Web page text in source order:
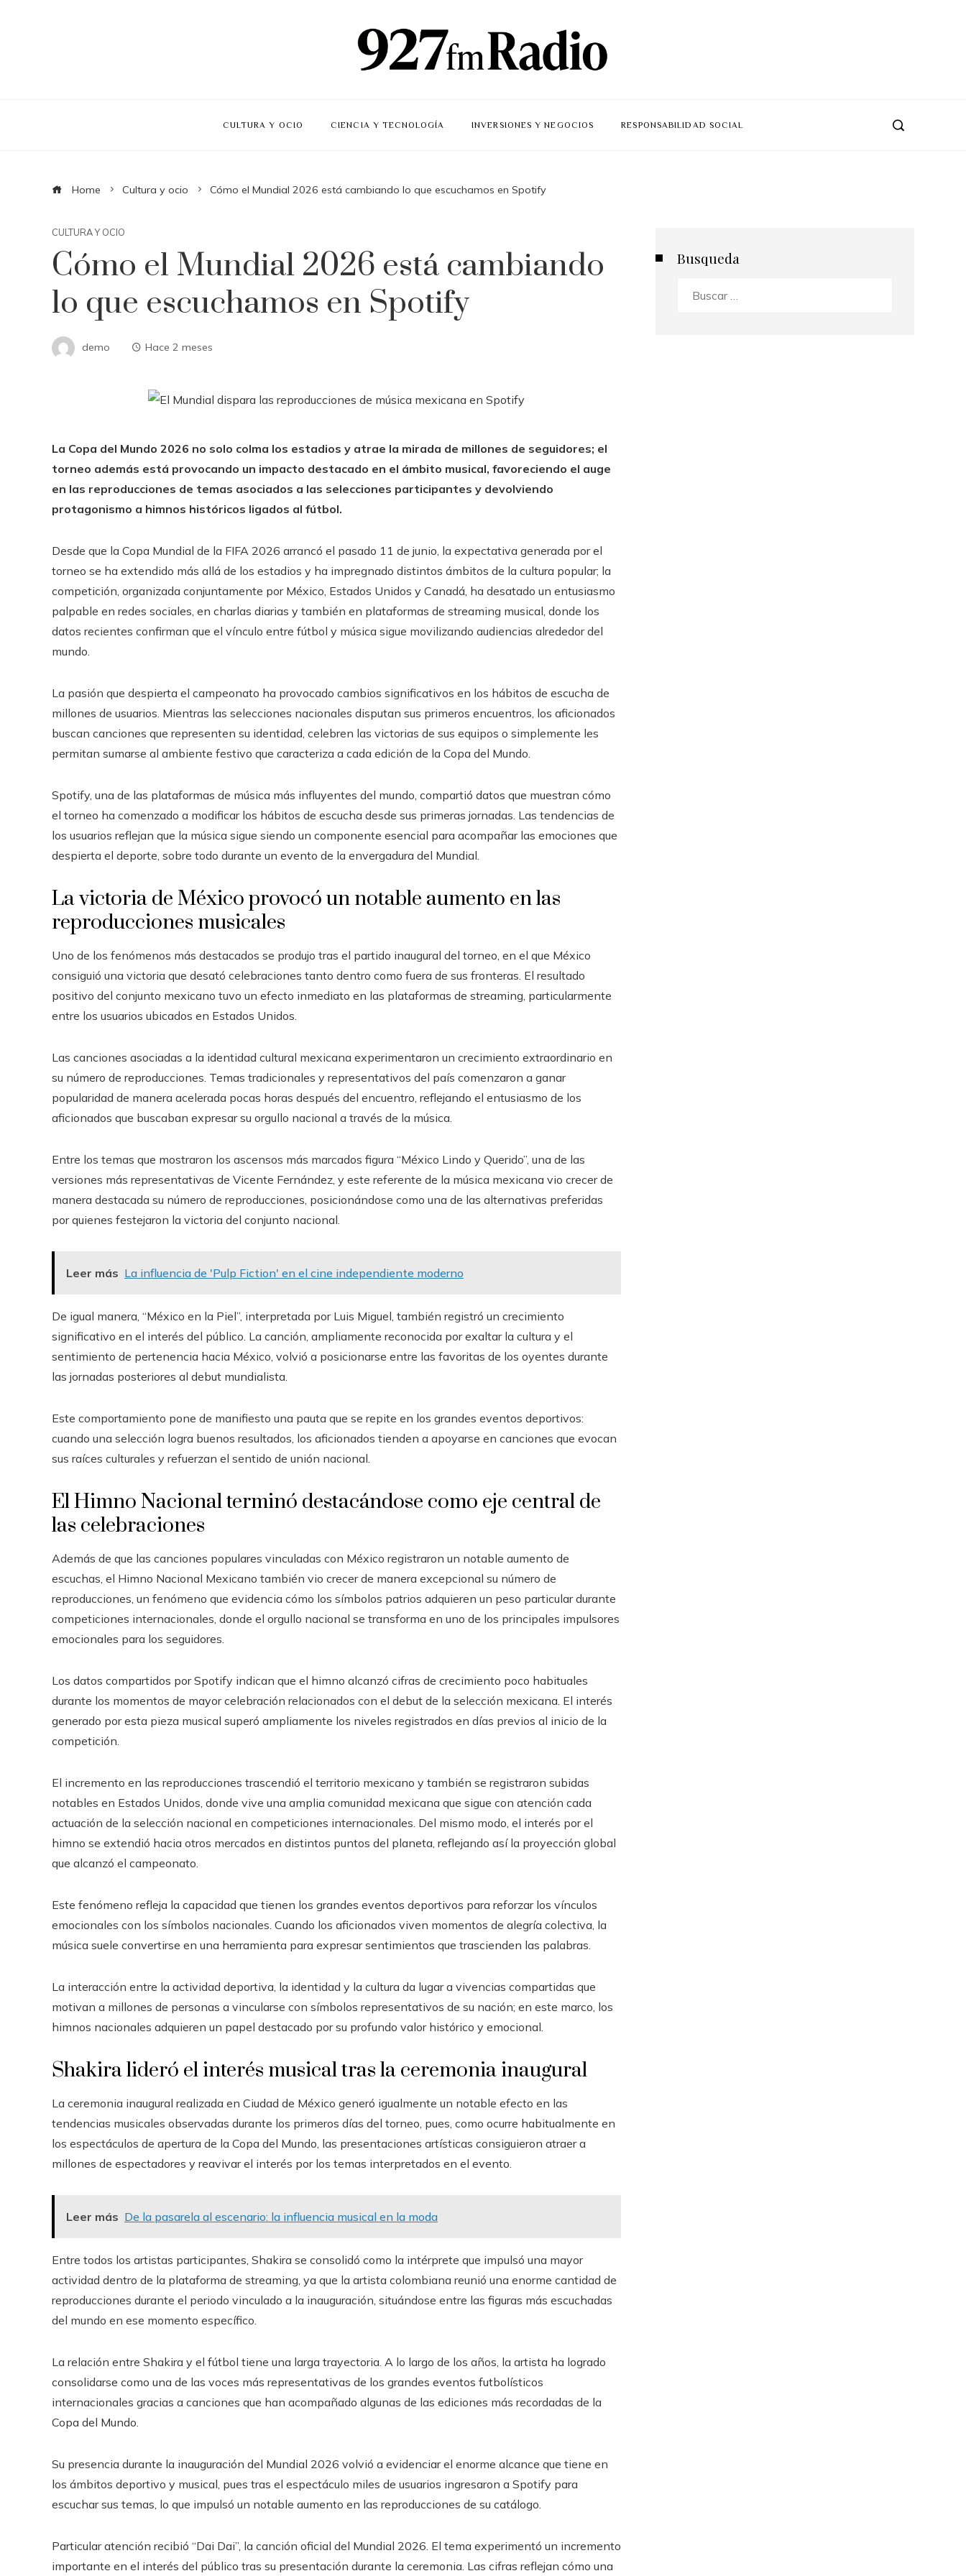
CULTURA Y OCIO CIENCIA Y TECNOLOGÍA INVERSIONES Y NEGOCIOS RESPONSABILIDAD SOCIAL
Home Cultura y ocio Cómo el Mundial 2026 está cambiando lo que escuchamos en Spotify
CULTURA Y OCIO
Cómo el Mundial 2026 está cambiando
lo que escuchamos en Spotify
demo Hace 2 meses
La Copa del Mundo 2026 no solo colma los estadios y atrae la mirada de millones de seguidores; el
torneo además está provocando un impacto destacado en el ámbito musical, favoreciendo el auge
en las reproducciones de temas asociados a las selecciones participantes y devolviendo
protagonismo a himnos históricos ligados al fútbol.
Desde que la Copa Mundial de la FIFA 2026 arrancó el pasado 11 de junio, la expectativa generada por el
torneo se ha extendido más allá de los estadios y ha impregnado distintos ámbitos de la cultura popular; la
competición, organizada conjuntamente por México, Estados Unidos y Canadá, ha desatado un entusiasmo
palpable en redes sociales, en charlas diarias y también en plataformas de streaming musical, donde los
datos recientes confirman que el vínculo entre fútbol y música sigue movilizando audiencias alrededor del
mundo.
La pasión que despierta el campeonato ha provocado cambios significativos en los hábitos de escucha de
millones de usuarios. Mientras las selecciones nacionales disputan sus primeros encuentros, los aficionados
buscan canciones que representen su identidad, celebren las victorias de sus equipos o simplemente les
permitan sumarse al ambiente festivo que caracteriza a cada edición de la Copa del Mundo.
Spotify, una de las plataformas de música más influyentes del mundo, compartió datos que muestran cómo
el torneo ha comenzado a modificar los hábitos de escucha desde sus primeras jornadas. Las tendencias de
los usuarios reflejan que la música sigue siendo un componente esencial para acompañar las emociones que
despierta el deporte, sobre todo durante un evento de la envergadura del Mundial.
La victoria de México provocó un notable aumento en las
reproducciones musicales
Uno de los fenómenos más destacados se produjo tras el partido inaugural del torneo, en el que México
consiguió una victoria que desató celebraciones tanto dentro como fuera de sus fronteras. El resultado
positivo del conjunto mexicano tuvo un efecto inmediato en las plataformas de streaming, particularmente
entre los usuarios ubicados en Estados Unidos.
Las canciones asociadas a la identidad cultural mexicana experimentaron un crecimiento extraordinario en
su número de reproducciones. Temas tradicionales y representativos del país comenzaron a ganar
popularidad de manera acelerada pocas horas después del encuentro, reflejando el entusiasmo de los
aficionados que buscaban expresar su orgullo nacional a través de la música.
Entre los temas que mostraron los ascensos más marcados figura “México Lindo y Querido”, una de las
versiones más representativas de Vicente Fernández, y este referente de la música mexicana vio crecer de
manera destacada su número de reproducciones, posicionándose como una de las alternativas preferidas
por quienes festejaron la victoria del conjunto nacional.
Leer más La influencia de 'Pulp Fiction' en el cine independiente moderno
De igual manera, “México en la Piel”, interpretada por Luis Miguel, también registró un crecimiento
significativo en el interés del público. La canción, ampliamente reconocida por exaltar la cultura y el
sentimiento de pertenencia hacia México, volvió a posicionarse entre las favoritas de los oyentes durante
las jornadas posteriores al debut mundialista.
Este comportamiento pone de manifiesto una pauta que se repite en los grandes eventos deportivos:
cuando una selección logra buenos resultados, los aficionados tienden a apoyarse en canciones que evocan
sus raíces culturales y refuerzan el sentido de unión nacional.
El Himno Nacional terminó destacándose como eje central de
las celebraciones
Además de que las canciones populares vinculadas con México registraron un notable aumento de
escuchas, el Himno Nacional Mexicano también vio crecer de manera excepcional su número de
reproducciones, un fenómeno que evidencia cómo los símbolos patrios adquieren un peso particular durante
competiciones internacionales, donde el orgullo nacional se transforma en uno de los principales impulsores
emocionales para los seguidores.
Los datos compartidos por Spotify indican que el himno alcanzó cifras de crecimiento poco habituales
durante los momentos de mayor celebración relacionados con el debut de la selección mexicana. El interés
generado por esta pieza musical superó ampliamente los niveles registrados en días previos al inicio de la
competición.
El incremento en las reproducciones trascendió el territorio mexicano y también se registraron subidas
notables en Estados Unidos, donde vive una amplia comunidad mexicana que sigue con atención cada
actuación de la selección nacional en competiciones internacionales. Del mismo modo, el interés por el
himno se extendió hacia otros mercados en distintos puntos del planeta, reflejando así la proyección global
que alcanzó el campeonato.
Este fenómeno refleja la capacidad que tienen los grandes eventos deportivos para reforzar los vínculos
emocionales con los símbolos nacionales. Cuando los aficionados viven momentos de alegría colectiva, la
música suele convertirse en una herramienta para expresar sentimientos que trascienden las palabras.
La interacción entre la actividad deportiva, la identidad y la cultura da lugar a vivencias compartidas que
motivan a millones de personas a vincularse con símbolos representativos de su nación; en este marco, los
himnos nacionales adquieren un papel destacado por su profundo valor histórico y emocional.
Shakira lideró el interés musical tras la ceremonia inaugural
La ceremonia inaugural realizada en Ciudad de México generó igualmente un notable efecto en las
tendencias musicales observadas durante los primeros días del torneo, pues, como ocurre habitualmente en
los espectáculos de apertura de la Copa del Mundo, las presentaciones artísticas consiguieron atraer a
millones de espectadores y reavivar el interés por los temas interpretados en el evento.
Leer más De la pasarela al escenario: la influencia musical en la moda
Entre todos los artistas participantes, Shakira se consolidó como la intérprete que impulsó una mayor
actividad dentro de la plataforma de streaming, ya que la artista colombiana reunió una enorme cantidad de
reproducciones durante el periodo vinculado a la inauguración, situándose entre las figuras más escuchadas
del mundo en ese momento específico.
La relación entre Shakira y el fútbol tiene una larga trayectoria. A lo largo de los años, la artista ha logrado
consolidarse como una de las voces más representativas de los grandes eventos futbolísticos
internacionales gracias a canciones que han acompañado algunas de las ediciones más recordadas de la
Copa del Mundo.
Su presencia durante la inauguración del Mundial 2026 volvió a evidenciar el enorme alcance que tiene en
los ámbitos deportivo y musical, pues tras el espectáculo miles de usuarios ingresaron a Spotify para
escuchar sus temas, lo que impulsó un notable aumento en las reproducciones de su catálogo.
Particular atención recibió “Dai Dai”, la canción oficial del Mundial 2026. El tema experimentó un incremento
importante en el interés del público tras su presentación durante la ceremonia. Las cifras reflejan cómo una
Busqueda